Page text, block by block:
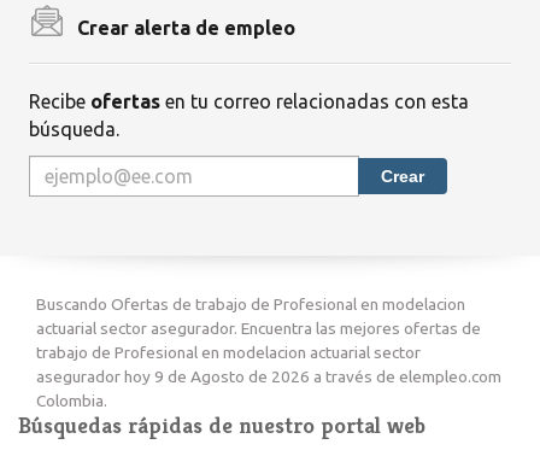
Crear alerta de empleo
Recibe ofertas en tu correo relacionadas con esta
búsqueda.
Crear
Buscando Ofertas de trabajo de Profesional en modelacion
actuarial sector asegurador. Encuentra las mejores ofertas de
trabajo de Profesional en modelacion actuarial sector
asegurador hoy 9 de Agosto de 2026 a través de elempleo.com
Colombia.
Búsquedas rápidas de nuestro portal web